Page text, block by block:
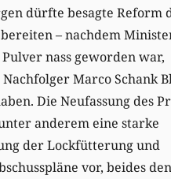
dürfte besagte Reform
– nachdem
nass geworden war,
Marco Schank
Die Neufassung des
anderem eine starke
der Lockfütterung und
vor, beides den